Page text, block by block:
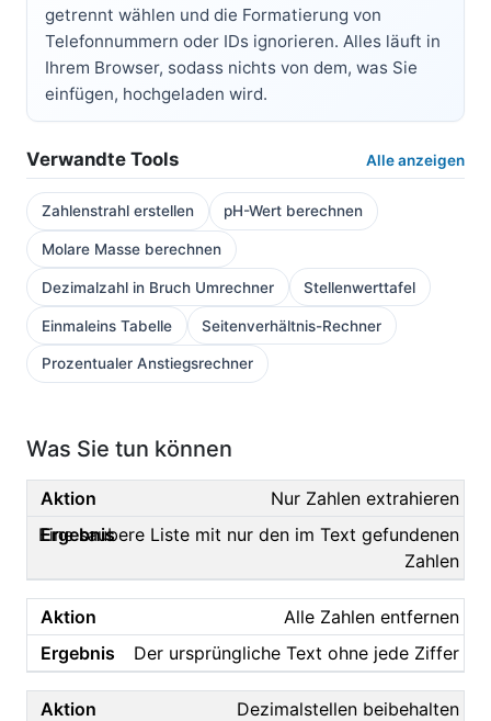
getrennt wählen und die Formatierung von
Telefonnummern oder IDs ignorieren. Alles läuft in
Ihrem Browser, sodass nichts von dem, was Sie
einfügen, hochgeladen wird.
Verwandte Tools Alle anzeigen
Zahlenstrahl erstellen pH-Wert berechnen
Molare Masse berechnen
Dezimalzahl in Bruch Umrechner Stellenwerttafel
Einmaleins Tabelle Seitenverhältnis-Rechner
Prozentualer Anstiegsrechner
Was Sie tun können
Nur Zahlen extrahieren
Eine saubere Liste mit nur den im Text gefundenen
Zahlen
Alle Zahlen entfernen
Der ursprüngliche Text ohne jede Ziffer
Dezimalstellen beibehalten